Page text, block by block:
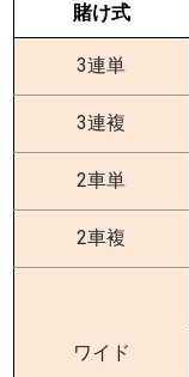
賭け式
3連単
3連複
2車単
2車複
ワイド